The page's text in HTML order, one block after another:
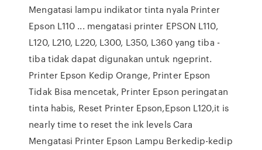
Mengatasi lampu indikator tinta nyala Printer
Epson L110 ... mengatasi printer EPSON L110,
L120, L210, L220, L300, L350, L360 yang tiba -
tiba tidak dapat digunakan untuk ngeprint.
Printer Epson Kedip Orange, Printer Epson
Tidak Bisa mencetak, Printer Epson peringatan
tinta habis, Reset Printer Epson,Epson L120,it is
nearly time to reset the ink levels Cara
Mengatasi Printer Epson Lampu Berkedip-kedip